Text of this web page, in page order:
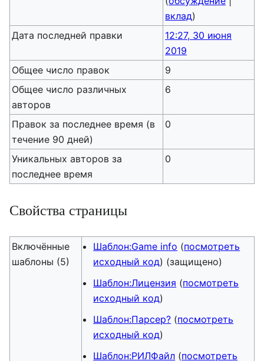
вклад)
Дата последней правки
12:27, 30 июня
2019
Общее число правок
9
Общее число различных
авторов
6
Правок за последнее время (в
течение 90 дней)
0
Уникальных авторов за
последнее время
0
Свойства страницы
Включённые
шаблоны (5)
Шаблон:Game info (посмотреть
исходный код) (защищено)
Шаблон:Лицензия (посмотреть
исходный код)
Шаблон:Парсер? (посмотреть
исходный код)
Шаблон:РИЛФайл (посмотреть